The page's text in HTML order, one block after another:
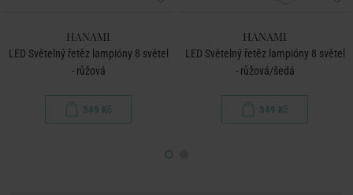
HANAMI
LED Světelný řetěz lampióny 8 světel
- růžová
349 Kč
HANAMI
LED Světelný řetěz lampióny 8 světel
- růžová/šedá
349 Kč